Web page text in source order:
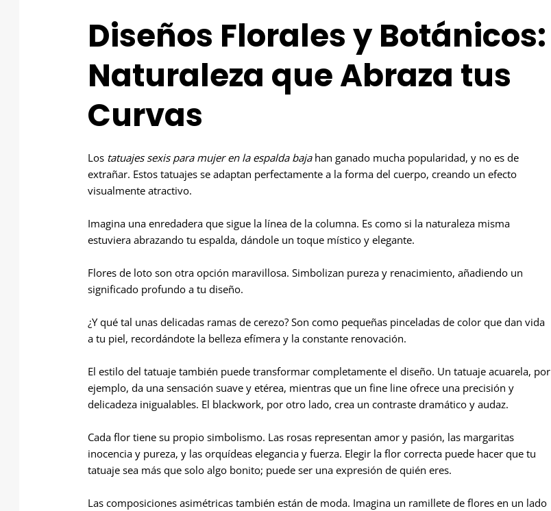
Diseños Florales y Botánicos:
Naturaleza que Abraza tus
Curvas
Los tatuajes sexis para mujer en la espalda bajahan ganado mucha popularidad, y no es de
extrañar. Estos tatuajes se adaptan perfectamente a la forma del cuerpo, creando un efecto
visualmente atractivo.
Imagina una enredadera que sigue la línea de la columna. Es como si la naturaleza misma
estuviera abrazando tu espalda, dándole un toque místico y elegante.
Flores de loto son otra opción maravillosa. Simbolizan pureza y renacimiento, añadiendo un
significado profundo a tu diseño.
¿Y qué tal unas delicadas ramas de cerezo? Son como pequeñas pinceladas de color que dan vida
a tu piel, recordándote la belleza efímera y la constante renovación.
El estilo del tatuaje también puede transformar completamente el diseño. Un tatuaje acuarela, por
ejemplo, da una sensación suave y etérea, mientras que un fine line ofrece una precisión y
delicadeza inigualables. El blackwork, por otro lado, crea un contraste dramático y audaz.
Cada flor tiene su propio simbolismo. Las rosas representan amor y pasión, las margaritas
inocencia y pureza, y las orquídeas elegancia y fuerza. Elegir la flor correcta puede hacer que tu
tatuaje sea más que solo algo bonito; puede ser una expresión de quién eres.
Las composiciones asimétricas también están de moda. Imagina un ramillete de flores en un lado